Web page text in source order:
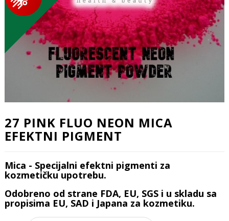
27 PINK FLUO NEON MICA
EFEKTNI PIGMENT
Mica - Specijalni efektni pigmenti za
kozmetičku upotrebu.
Odobreno od strane FDA, EU, SGS i u skladu sa
propisima EU, SAD i Japana za kozmetiku.